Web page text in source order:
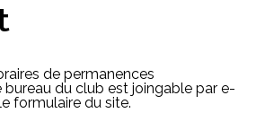
de permanences
bureau du club est joingable par e-
formulaire du site.